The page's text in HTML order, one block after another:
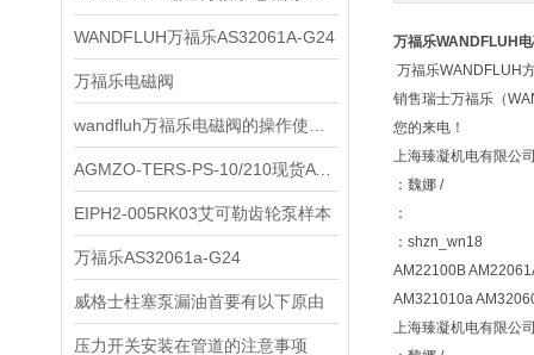
WANDFLUH万福乐AS32061A-G24
万福乐电磁阀
AGMZO-TERS-PS-10/210现货ATOS比例阀
EIPH2-005RK03艾可勒齿轮泵样本
万福乐AS32061a-G24
威格士柱塞泵漏油首要有以下原由
压力开关安装在管道的注意事项
万福乐WANDFLUH
万福乐WANDFLUH
销售瑞士万福乐（
您的来电！
上海臻凝机电有限公
：魏娜 /
：
： shzn_wn18
AM22100B
AM321010a
上海臻凝机电有限公